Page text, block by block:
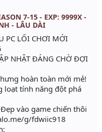
7-15 - EXP: 9999X -
- LÂU DÀI
LỐI CHƠI MỚI
NHẬT ĐÁNG CHỜ ĐỢI
hoàn toàn mới mẻ!
loạt tính năng đột phá
vào game chiến thôi
g/fdwiic918